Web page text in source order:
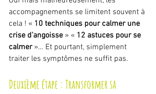
accompagnements se limitent souvent à
cela ! « 10 techniques pour calmer une
crise d’angoisse » « 12 astuces pour se
calmer »… Et pourtant, simplement
traiter les symptômes ne suffit pas.
Deuxième étape : Transformer sa